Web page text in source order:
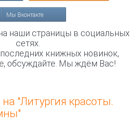
Мы Вконтакте
наши страницы в социальных
сетях.
книжных новинок,
обсуждайте. Мы ждём Вас!
"Литургия красоты.